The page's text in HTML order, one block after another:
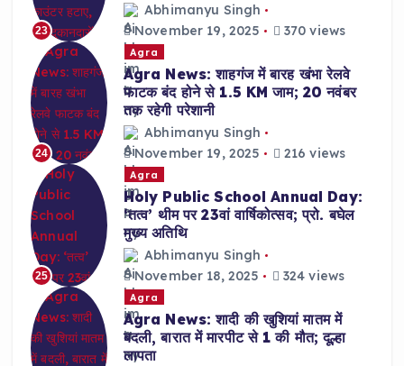
23
Abhimanyu Singh
November 19, 2025
370 views
24
Agra
Agra News: शाहगंज में बारह खंभा रेलवे
फाटक बंद होने से 1.5 KM जाम; 20 नवंबर
तक रहेगी परेशानी
Abhimanyu Singh
November 19, 2025
216 views
25
Agra
Holy Public School Annual Day:
‘तत्व’ थीम पर 23वां वार्षिकोत्सव; प्रो. बघेल
मुख्य अतिथि
Abhimanyu Singh
November 18, 2025
324 views
Agra
Agra News: शादी की खुशियां मातम में
बदली, बारात में मारपीट से 1 की मौत; दूल्हा
लापता